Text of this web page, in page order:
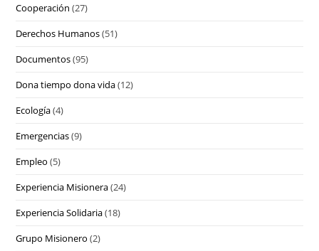
Cooperación (27)
Derechos Humanos(51)
Documentos(95)
Dona tiempo dona vida(12)
Ecología(4)
Emergencias(9)
Empleo (5)
Experiencia Misionera(24)
Experiencia Solidaria(18)
Grupo Misionero (2)